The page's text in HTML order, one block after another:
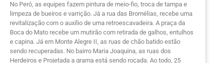
No Peró, as equipes fazem pintura de meio-fio, troca de tampa e
limpeza de bueiros e varrição. Já a rua das Bromélias, recebe uma
revitalização com o auxílio de uma retroescavadeira. A praça da
Boca do Mato recebe um mutirão com retirada de galhos, entulhos
e capina. Já em Monte Alegre II, as ruas de chão batido estão
sendo recuperadas. No bairro Maria Joaquina, as ruas dos
Herdeiros e Projetada a grama está sendo roçada. Ao todo, 25